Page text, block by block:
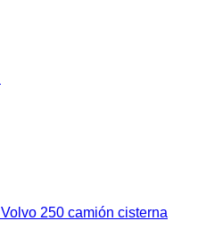
Volvo 250 camión cisterna